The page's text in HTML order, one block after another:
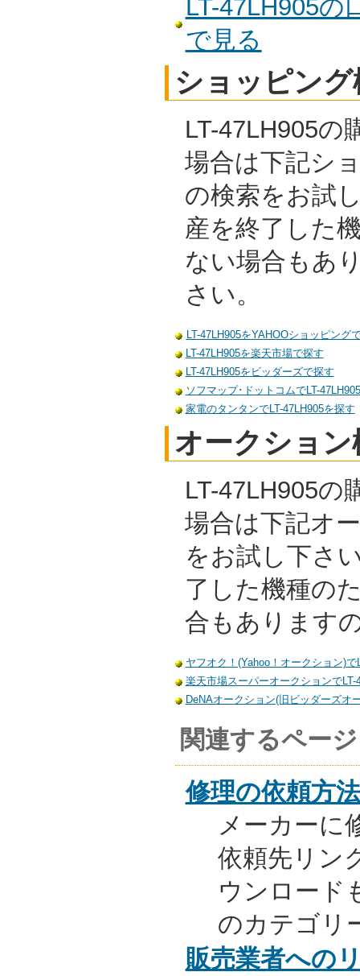
LT-47LH905の
で見る
ショッピング
LT-47LH905の
場合は下記シ
の検索をお試
産を終了した
ない場合もあ
さい。
LT-47LH905をYAHOOショッピング
LT-47LH905を楽天市場で探す
LT-47LH905をビッダーズで探す
ソフマップ･ドットコムでLT-
家電のタンタンでLT-47LH905を探す
オークション
LT-47LH905の
場合は下記オ
をお試し下さ
了した機種の
合もあります
ヤフオク！(Yahoo！オークション)で
楽天市場スーパーオークションでLT-
DeNAオークション(旧ビッダーズオ
関連するページ
修理の依頼方法
メーカーに
依頼先リン
ウンロード
のカテゴリ
販売業者への